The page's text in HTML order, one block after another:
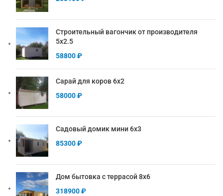
Строительный вагончик от производителя
5х2.5
58800₽
Сарай для коров 6х2
58000₽
Садовый домик мини 6х3
85300₽
Дом бытовка с террасой 8х6
318900₽